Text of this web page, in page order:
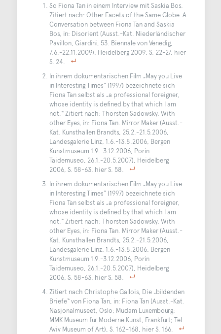
So Fiona Tan in einem Interview mit Saskia Bos.
Zitiert nach: Other Facets of the Same Globe. A
Conversation between Fiona Tan and Saskia
Bos, in: Disorient (Ausst.-Kat. Niederländischer
Pavillon, Giardini, 53. Biennale von Venedig,
7.6.-22.11.2009), Heidelberg 2009, S. 22-27, hier
S. 24.
In ihrem dokumentarischen Film „May you Live
in Interesting Times“ (1997) bezeichnete sich
Fiona Tan selbst als „a professional foreigner,
whose identity is defined by that which I am
not.“ Zitiert nach: Thorsten Sadowsky, With
other Eyes, in: Fiona Tan. Mirror Maker (Ausst.-
Kat. Kunsthallen Brandts, 25.2.-21.5.2006,
Landesgalerie Linz, 1.6.-13.8.2006, Bergen
Kunstmuseum 1.9.-3.12.2006, Porin
Taidemuseo, 26.1.-20.5.2007), Heidelberg
2006, S. 58-63, hier S. 58.
In ihrem dokumentarischen Film „May you Live
in Interesting Times“ (1997) bezeichnete sich
Fiona Tan selbst als „a professional foreigner,
whose identity is defined by that which I am
not.“ Zitiert nach: Thorsten Sadowsky, With
other Eyes, in: Fiona Tan. Mirror Maker (Ausst.-
Kat. Kunsthallen Brandts, 25.2.-21.5.2006,
Landesgalerie Linz, 1.6.-13.8.2006, Bergen
Kunstmuseum 1.9.-3.12.2006, Porin
Taidemuseo, 26.1.-20.5.2007), Heidelberg
2006, S. 58-63, hier S. 58.
Zitiert nach Christophe Gallois, Die „bildenden
Briefe“ von Fiona Tan, in: Fiona Tan (Ausst.-Kat.
Nasjonalmuseet, Oslo; Mudam Luxembourg;
MMK Museum für Moderne Kunst, Frankfurt; Tel
Aviv Museum of Art), S. 162–168, hier S. 166.